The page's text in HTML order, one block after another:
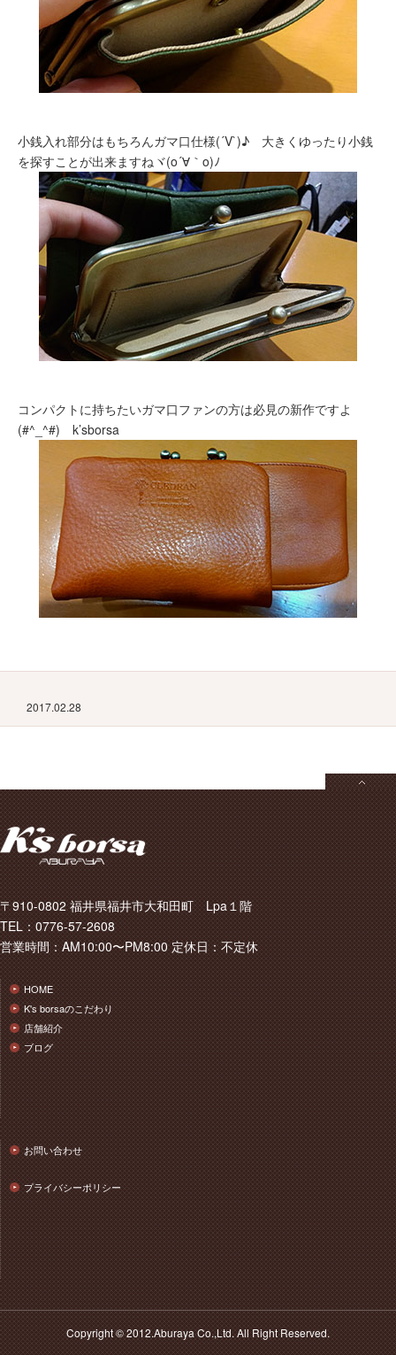
小銭入れ部分はもちろんガマ口仕様(´V`)♪ 大きくゆったり小銭
を探すことが出来ますねヾ(o´∀｀o)ﾉ
コンパクトに持ちたいガマ口ファンの方は必見の新作ですよ
(#^_^#) k’sborsa
2017.02.28
〒910-0802 福井県福井市大和田町 Lpa１階
TEL：0776-57-2608
営業時間：AM10:00〜PM8:00 定休日：不定休
HOME
K's borsaのこだわり
店舗紹介
ブログ
お問い合わせ
プライバシーポリシー
Copyright © 2012.Aburaya Co.,Ltd. All Right Reserved.